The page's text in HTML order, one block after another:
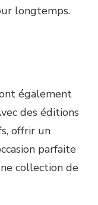
longtemps.
également
des éditions
offrir un
parfaite
collection de